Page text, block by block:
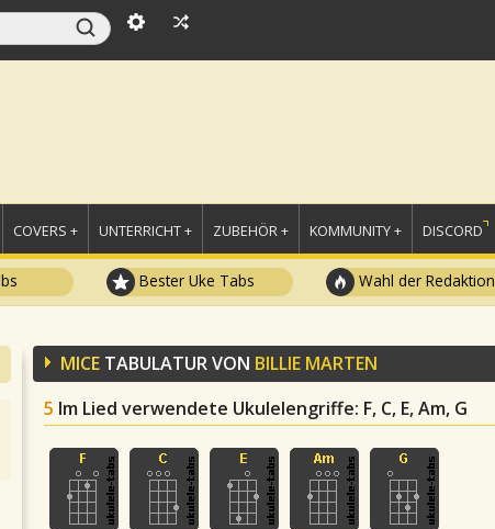
COVERS + UNTERRICHT + ZUBEHÖR + KOMMUNITY + DISCORD
Bester Uke Tabs Wahl der Redaktion
MICE TABULATUR VON BILLIE MARTEN
5 Im Lied verwendete Ukulelengriffe: F, C, E, Am, G